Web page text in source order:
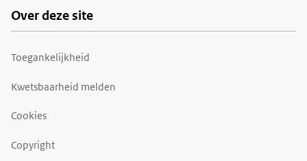
Over deze site
Toegankelijkheid
Kwetsbaarheid melden
Cookies
Copyright